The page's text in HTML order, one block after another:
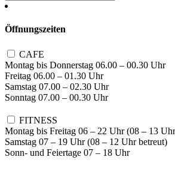
Öffnungszeiten
CAFE
Montag bis Donnerstag 06.00 – 00.30 Uhr
Freitag 06.00 – 01.30 Uhr
Samstag 07.00 – 02.30 Uhr
Sonntag 07.00 – 00.30 Uhr
FITNESS
Montag bis Freitag 06 – 22 Uhr (08 – 13
Samstag 07 – 19 Uhr (08 – 12 Uhr betreut)
Sonn- und Feiertage 07 – 18 Uhr